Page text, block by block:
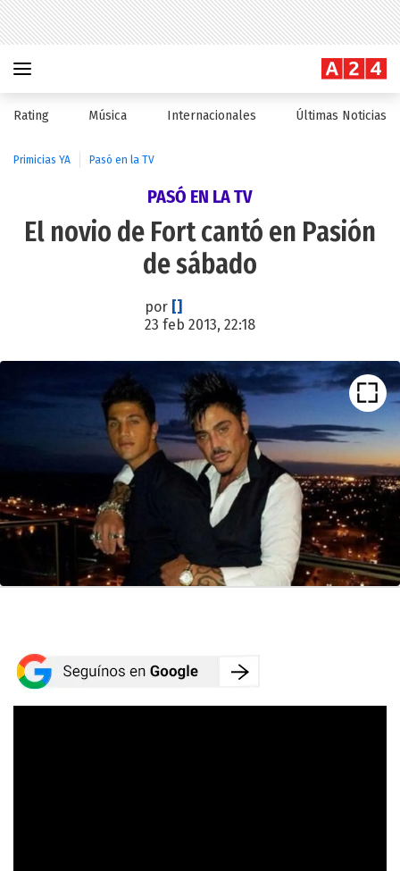
Rating Música Internacionales Últimas Noticias
Primicias YA Pasó en la TV
PASÓ EN LA TV
El novio de Fort cantó en Pasión
de sábado
por []
23 feb 2013, 22:18